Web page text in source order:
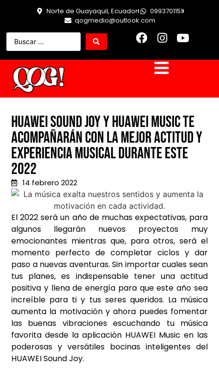
Norte de Guayaquil, Ecuador
0993701151
qogmedio@outlook.com
HUAWEI Sound Joy y HUAWEI Music te
acompañarán con la mejor actitud y
experiencia musical durante este
2022
14 febrero 2022
El 2022 será un año de muchas expectativas, para
algunos llegarán nuevos proyectos muy
emocionantes mientras que, para otros, será el
momento perfecto de completar ciclos y dar
paso a nuevas aventuras. Sin importar cuales sean
tus planes, es indispensable tener una actitud
positiva y llena de energía para que este año sea
increíble para ti y tus seres queridos. La música
aumenta la motivación y ahora puedes fomentar
las buenas vibraciones escuchando tu música
favorita desde la aplicación HUAWEI Music en las
poderosas y versátiles bocinas inteligentes del
HUAWEI Sound Joy.